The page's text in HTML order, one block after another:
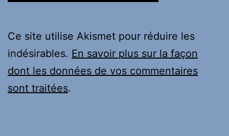
Ce site utilise Akismet pour réduire les
indésirables. En savoir plus sur la façon
dont les données de vos commentaires
sont traitées.